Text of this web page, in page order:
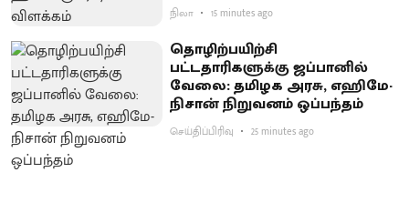
நிலா 15 minutes ago
தொழிற்பயிற்சி
பட்டதாரிகளுக்கு ஜப்பானில்
வேலை: தமிழக அரசு, எஹிமே-
நிசான் நிறுவனம் ஒப்பந்தம்
செய்திப்பிரிவு 25 minutes ago